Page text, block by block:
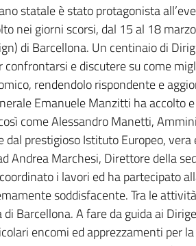
statale è stato protagonista
nei giorni scorsi, dal 15 al 18
di Barcellona. Un centinaio di
confrontarsi e discutere su come
rendendolo rispondente e
Emanuele Manzitti ha
come Alessandro Manetti,
prestigioso Istituto Europeo,
Andrea Marchesi, Direttore della
i lavori ed ha partecipato
soddisfacente. Tra le
Barcellona. A fare da guida ai
encomi ed apprezzamenti per